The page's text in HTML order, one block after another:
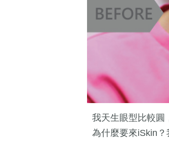
我天生眼型比較圓
為什麼要來iSkin